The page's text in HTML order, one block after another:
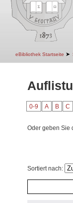
eBibliothek Startseite ➤
0-9 A B C
Oder geben Sie
Sortiert nach: